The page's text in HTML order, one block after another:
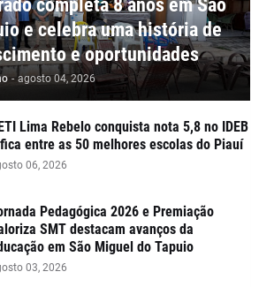
completa 8 anos em São
e celebra uma história de
e oportunidades
- agosto 04, 2026
Lima Rebelo conquista nota 5,8 no IDEB
entre as 50 melhores escolas do Piauí
06, 2026
Pedagógica 2026 e Premiação
SMT destacam avanços da
em São Miguel do Tapuio
03, 2026